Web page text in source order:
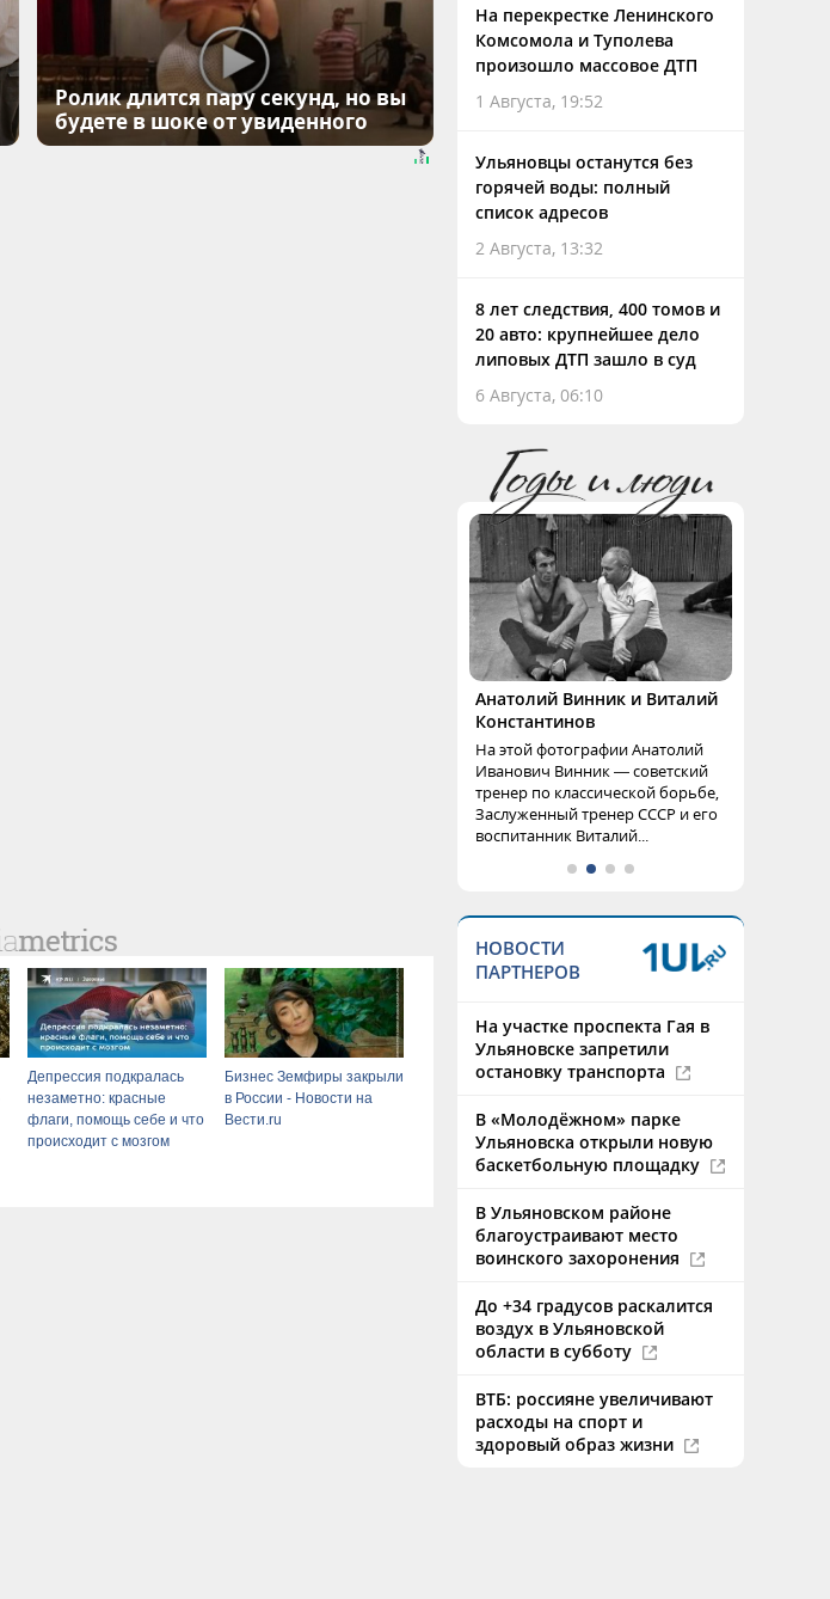
Ролик длится пару секунд, но вы
будете в шоке от увиденного
Депрессия подкралась
незаметно: красные
флаги, помощь себе и что
происходит с мозгом
Бизнес Земфиры закрыли
в России - Новости на
Вести.ru
На перекрестке Ленинского
Комсомола и Туполева
произошло массовое ДТП
1 Августа, 19:52
Ульяновцы останутся без
горячей воды: полный
список адресов
2 Августа, 13:32
8 лет следствия, 400 томов и
20 авто: крупнейшее дело
липовых ДТП зашло в суд
6 Августа, 06:10
Анатолий Винник и Виталий
Константинов
На этой фотографии Анатолий
Иванович Винник — советский
тренер по классической борьбе,
Заслуженный тренер СССР и его
воспитанник Виталий...
НОВОСТИ
ПАРТНЕРОВ
На участке проспекта Гая в
Ульяновске запретили
остановку транспорта
В «Молодёжном» парке
Ульяновска открыли новую
баскетбольную площадку
В Ульяновском районе
благоустраивают место
воинского захоронения
До +34 градусов раскалится
воздух в Ульяновской
области в субботу
ВТБ: россияне увеличивают
расходы на спорт и
здоровый образ жизни